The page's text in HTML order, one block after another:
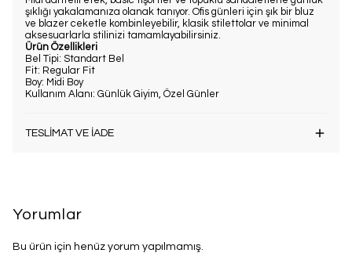
şıklığı yakalamanıza olanak tanıyor. Ofis günleri için şık bir bluz
ve blazer ceketle kombinleyebilir, klasik stilettolar ve minimal
aksesuarlarla stilinizi tamamlayabilirsiniz.
Ürün Özellikleri
Bel Tipi: Standart Bel
Fit: Regular Fit
Boy: Midi Boy
Kullanım Alanı: Günlük Giyim, Özel Günler
TESLİMAT VE İADE
Yorumlar
Bu ürün için henüz yorum yapılmamış.